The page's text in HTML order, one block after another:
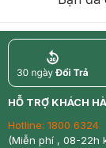
return
HỖ TRỢ KHÁCH
Hotline: 1800 6324
(Miễn phí , 08-22h